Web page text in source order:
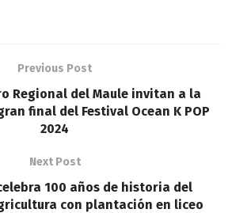
Previous Post
Regional del Maule invitan a la
final del Festival Ocean K POP
2024
Next Post
100 años de historia del
con plantación en liceo